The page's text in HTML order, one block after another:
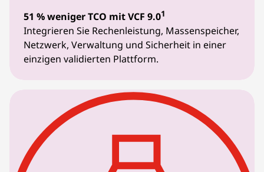
51 % weniger TCO mit VCF 9.01
Integrieren Sie Rechenleistung, Massenspeicher,
Netzwerk, Verwaltung und Sicherheit in einer
einzigen validierten Plattform.